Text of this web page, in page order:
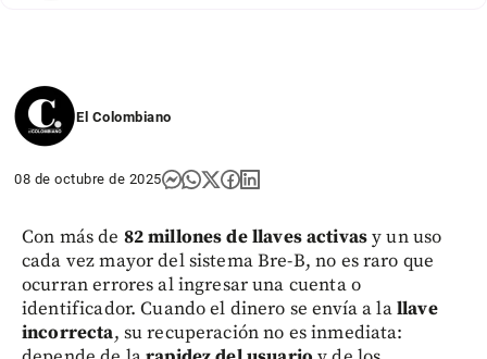
El Colombiano
08 de octubre de 2025
Con más de 82 millones de llaves activasy un uso
cada vez mayor del sistema Bre-B, no es raro que
ocurran errores al ingresar una cuenta o
identificador. Cuando el dinero se envía a lallave
incorrecta, su recuperación no es inmediata: